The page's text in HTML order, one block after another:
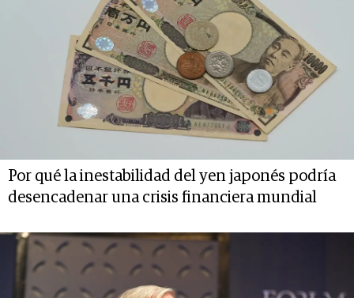
Por qué la inestabilidad del yen japonés podría
desencadenar una crisis financiera mundial